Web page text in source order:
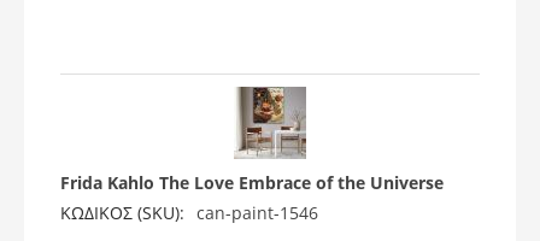
Frida Kahlo The Love Embrace of the Universe
ΚΩΔΙΚΟΣ (SKU): can-paint-1546